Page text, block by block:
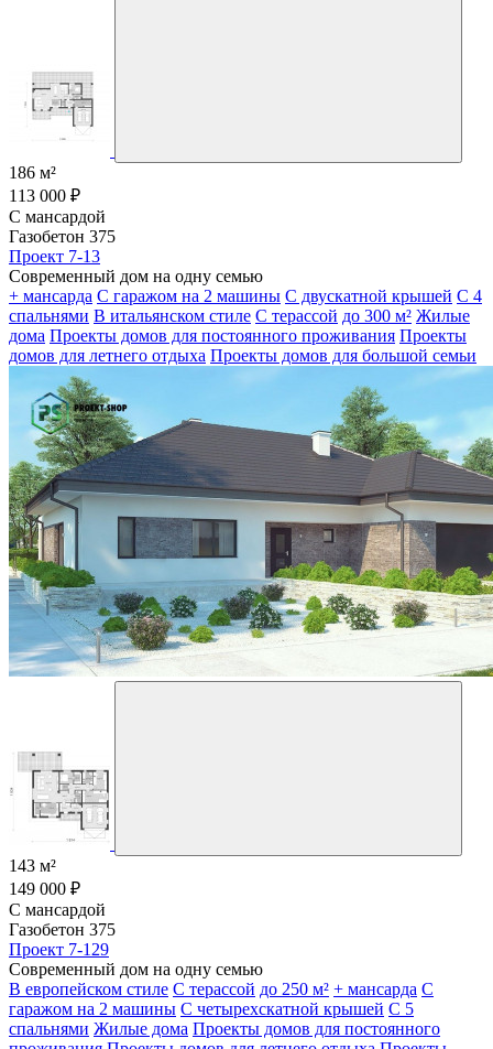
186 м²
113 000 ₽
С мансардой
Газобетон 375
Проект 7-13
Современный дом на одну семью
+ мансарда С гаражом на 2 машины С двускатной крышей С 4
спальнями В итальянском стиле С терассой до 300 м² Жилые
дома Проекты домов для постоянного проживания Проекты
домов для летнего отдыха Проекты домов для большой семьи
143 м²
149 000 ₽
С мансардой
Газобетон 375
Проект 7-129
Современный дом на одну семью
В европейском стиле С терассой до 250 м² + мансарда С
гаражом на 2 машины С четырехскатной крышей С 5
спальнями Жилые дома Проекты домов для постоянного